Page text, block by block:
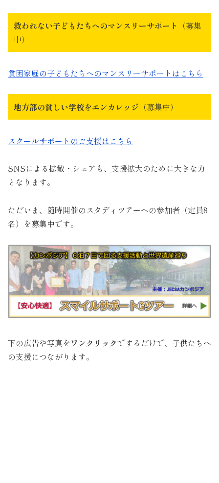
救われない子どもたちへのマンスリーサポート
（募集
中）
貧困家庭の子どもたちへのマンスリーサポートはこちら
地方部の貧しい学校をエンカレッジ （募集中）
スクールサポートのご支援はこちら
SNSによる拡散・シェアも、支援拡大のために大きな力
となります。
ただいま、随時開催のスタディツアーへの参加者（定員8
名）を募集中です。
下の広告や写真をワンクリックでするだけで、子供たちへ
の支援につながります。